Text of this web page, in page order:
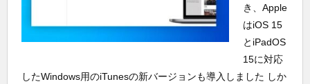
き、Apple
はiOS 15
とiPadOS
15に対応
したWindows用のiTunesの新バージョンも導入しました しか